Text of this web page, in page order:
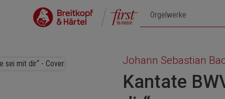
Johann Sebastian
Kantate